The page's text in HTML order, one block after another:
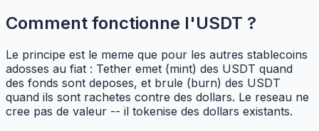
Comment fonctionne l'USDT ?
Le principe est le meme que pour les autres stablecoins
adosses au fiat : Tether emet (mint) des USDT quand
des fonds sont deposes, et brule (burn) des USDT
quand ils sont rachetes contre des dollars. Le reseau ne
cree pas de valeur -- il tokenise des dollars existants.